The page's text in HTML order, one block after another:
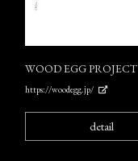
WOOD EGG PROJECT
https://woodegg.jp/
detail